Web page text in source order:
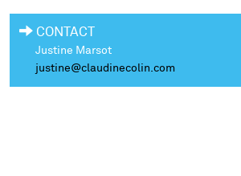
CONTACT
Justine Marsot
justine@claudinecolin.com